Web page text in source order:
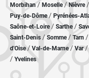
Morbihan/ Moselle/ Nièvre /
Puy-de-Dôme/ Pyrénées-
Saône-et-Loire/ Sarthe/
Saint-Denis /Somme/ Tarn /
d'Oise/ Val-de-Marne/Var/
/ Yvelines